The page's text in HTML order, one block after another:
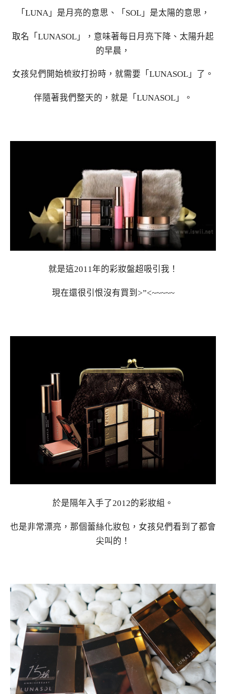
「LUNA」是月亮的意思、「SOL」是太陽的意思，
取名「LUNASOL」，意味著每日月亮下降、太陽升起
的早晨，
女孩兒們開始梳妝打扮時，就需要「LUNASOL」了。
伴隨著我們整天的，就是「LUNASOL」。
就是這2011年的彩妝盤超吸引我！
現在還很引恨沒有買到>”<~~~~~
於是隔年入手了2012的彩妝組。
也是非常漂亮，那個蕾絲化妝包，女孩兒們看到了都會
尖叫的！